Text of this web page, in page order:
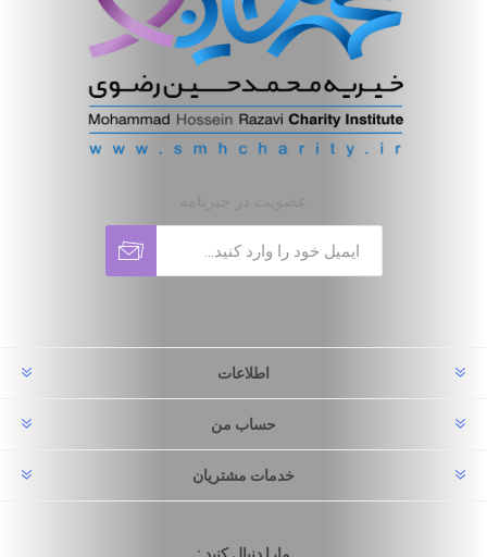
اطلاعات
حساب من
خدمات مشتریان